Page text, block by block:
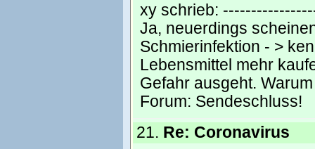
xy schrieb:
Ja, neuerdings
Schmierinfektion - >
Lebensmittel mehr
Gefahr ausgeht.
Forum: Sendeschluss!
21. Re: Coronavirus